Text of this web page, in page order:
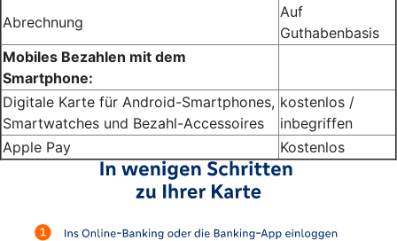
Abrechnung
Auf
Guthabenbasis
Mobiles Bezahlen mit dem
Smartphone:
Digitale Karte für Android-Smartphones,
Smartwatches und Bezahl-Accessoires
kostenlos /
inbegriffen
Apple Pay
Kostenlos